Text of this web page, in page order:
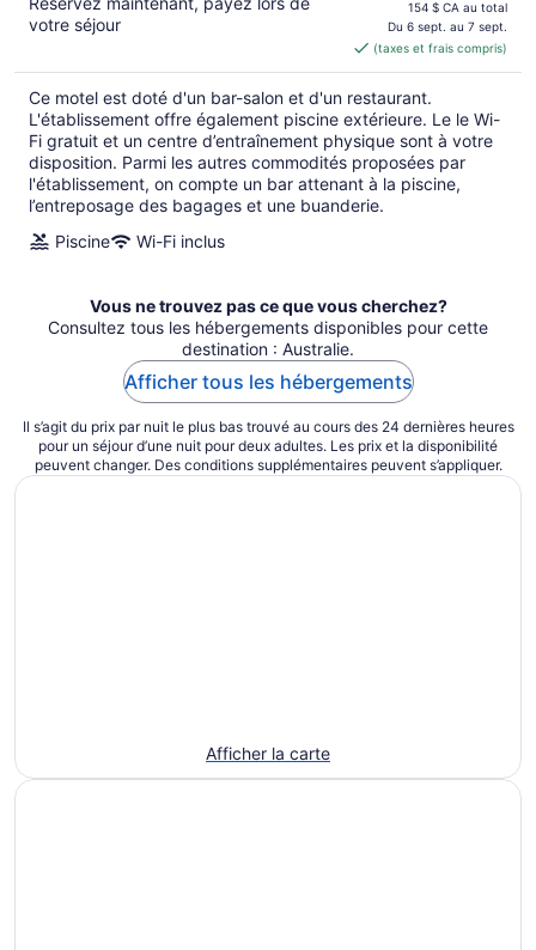
votre séjour
prix
est
de 140 $ CA
par
nuit
154 $ CA au total
Du 6 sept. au 7 sept.
(taxes et frais compris)
Ce motel est doté d'un bar-salon et d'un restaurant.
L'établissement offre également piscine extérieure. Le le Wi-
Fi gratuit et un centre d’entraînement physique sont à votre
disposition. Parmi les autres commodités proposées par
l'établissement, on compte un bar attenant à la piscine,
l’entreposage des bagages et une buanderie.
Piscine
Wi-Fi inclus
Vous ne trouvez pas ce que vous cherchez?
Consultez tous les hébergements disponibles pour cette
destination : Australie.
Afficher tous les hébergements
Il s’agit du prix par nuit le plus bas trouvé au cours des 24 dernières heures
pour un séjour d’une nuit pour deux adultes. Les prix et la disponibilité
peuvent changer. Des conditions supplémentaires peuvent s’appliquer.
Afficher la carte